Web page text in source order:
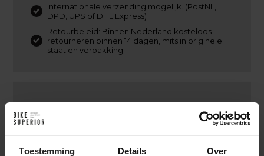
Toestemming Details Over
Internationale verzending mogelijk. (PostNL,
DPD, UPS of DHL Express)
Retourbeleid: Binnen Nederland kosteloos
retourneren binnen 14 dagen, mits in originele
staat en verpakking.
Ik heb besteld. En nu?
Na je online bestelling bij BikeSuperior gaan we
mail en beginnen met het verzamelen van de